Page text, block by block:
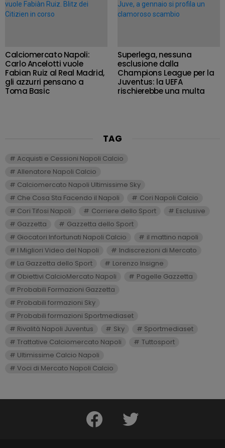
Calciomercato Napoli:
Carlo Ancelotti vuole
Fabian Ruiz al Real Madrid,
gli azzurri pensano a
Toma Basic
Superlega, nessuna
esclusione dalla
Champions League per la
Juventus: la UEFA
rischierebbe una multa
TAG
Acquisti e Cessioni Napoli Calcio
Allenatore Napoli Calcio
Calciomercato Napoli Ultimissime Sky
Che Cosa Sta Facendo il Napoli
Cori Napoli Calcio
Cori Tifosi Napoli
Corriere dello Sport
Esclusive
Gazzetta
Gazzetta dello Sport
Giocatori Infortunati Napoli Calcio
il mattino napoli
I Migliori Video del Napoli
Indiscrezioni di Mercato
La Gazzetta dello Sport
Lorenzo Insigne
Obiettivi CalcioMercato Napoli
Pagelle Gazzetta
Probabili Formazioni Gazzetta
Probabili formazioni Sky
Probabili formazioni Sportmediaset
Rivalità Napoli Juventus
Sky
Sportmediaset
Trattative Calciomercato Napoli
Tuttosport
Ultimissime Calcio Napoli
Voci di Mercato Napoli Calcio
facebook twitter